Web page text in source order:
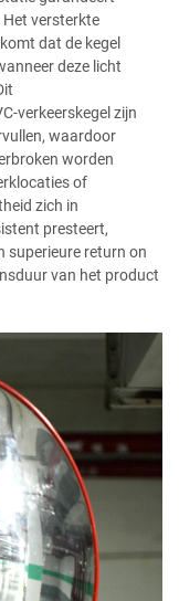
Het versterkte
dat de kegel
deze licht
verkeerskegel zijn
waardoor
worden
of
zich in
presteert,
superieure return on
van het product